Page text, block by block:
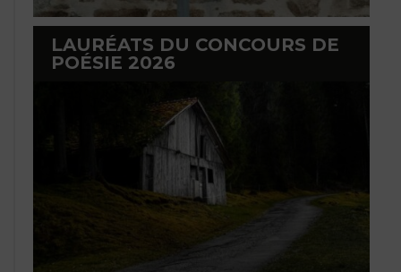
LAURÉATS DU CONCOURS DE
POÉSIE 2026